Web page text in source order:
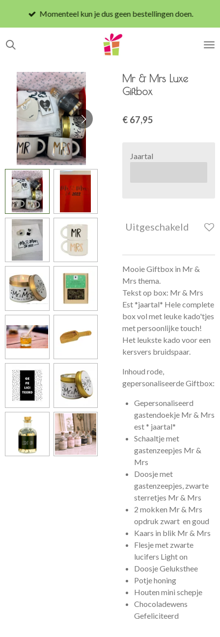
de
Momenteel kun je dus geen bestellingen doen.
Mr & Mrs Luxe
Giftbox
€ 67,95
Jaartal
Uitgeschakeld
Mooie Giftbox in Mr &
Mrs thema.
Tekst op box: Mr & Mrs
Est *jaartal* Hele complete
box vol met leuke kado'tjes
met persoonlijke touch!
Het leukste kado voor een
kersvers bruidspaar.
Inhoud rode,
gepersonaliseerde Giftbox:
Gepersonaliseerd
gastendoekje Mr & Mrs
est * jaartal*
Schaaltje met
gastenzeepjes Mr &
Mrs
Doosje met
gastenzeepjes, zwarte
sterretjes Mr & Mrs
2 mokken Mr & Mrs
opdruk zwart en goud
Kaars in blik Mr & Mrs
Flesje met zwarte
lucifers Light on
Doosje Geluksthee
Potje honing
Houten mini schepje
Chocoladewens
Gefeliciteerd